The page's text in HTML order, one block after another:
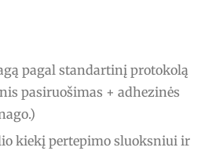
pagal standartinį protokolą
pasiruošimas + adhezinės
kiekį pertepimo sluoksniui ir